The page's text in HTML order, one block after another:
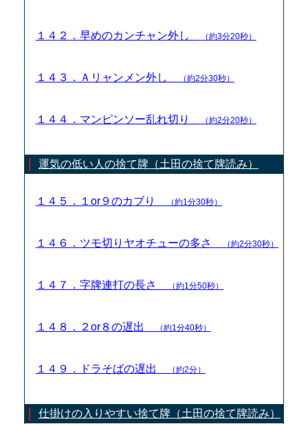
１４２．早めのカンチャン外し （約3分20秒）
１４３．Ａリャンメン外し （約2分30秒）
１４４．マンピンソー乱れ切り （約2分20秒）
運気の低い人の捨て牌（土田の捨て牌読み）
１４５．１or９のカブり （約1分30秒）
１４６．ツモ切りヤオチューの多さ （約2分30秒）
１４７．字牌連打の長さ （約1分50秒）
１４８．２or８の遅出 （約1分40秒）
１４９．ドラそばの遅出 （約2分）
仕掛けの入りやすい捨て牌（土田の捨て牌読み）